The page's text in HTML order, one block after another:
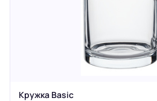
Кружка Basic